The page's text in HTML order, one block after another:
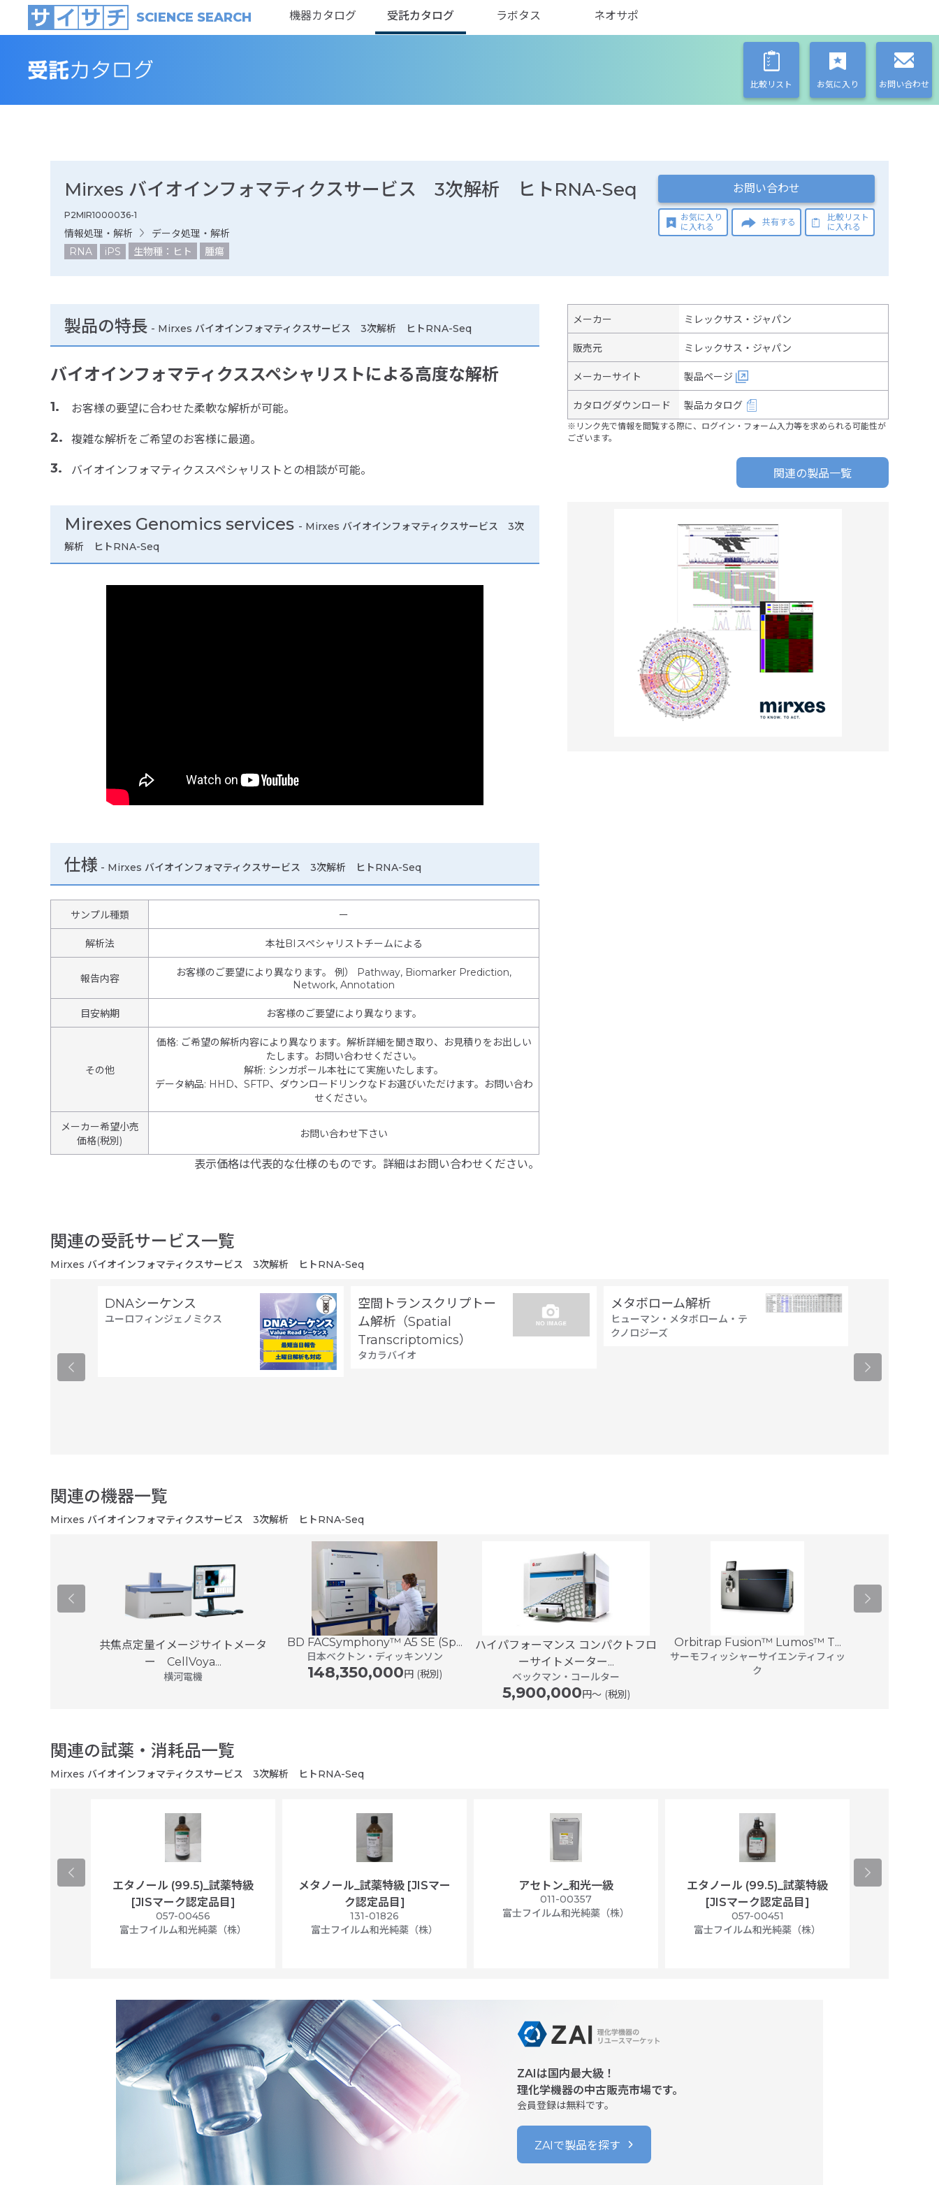
SCIENCE SEARCH 機器カタログ 受託カタログ ラボタス ネオサポ
比較リスト お気に入り お問い合わせ
Mirxes バイオインフォマティクスサービス 3次解析 ヒトRNA-Seq
P2MIR1000036-1
情報処理・解析
データ処理・解析
RNA
iPS 生物種：ヒト 腫瘍
お問い合わせ
お気に入り
に入れる
共有する
比較リスト
に入れる
製品の特長 - Mirxes バイオインフォマティクスサービス 3次解析 ヒトRNA-Seq
バイオインフォマティクススペシャリストによる高度な解析
お客様の要望に合わせた柔軟な解析が可能。
複雑な解析をご希望のお客様に最適。
バイオインフォマティクススペシャリストとの相談が可能。
Mirexes Genomics services - Mirxes バイオインフォマティクスサービス 3次
解析 ヒトRNA-Seq
仕様 - Mirxes バイオインフォマティクスサービス 3次解析 ヒトRNA-Seq
サンプル種類 ー
解析法 本社BIスペシャリストチームによる
報告内容
お客様のご要望により異なります。 例） Pathway, Biomarker Prediction,
Network, Annotation
目安納期 お客様のご要望により異なります。
その他
価格: ご希望の解析内容により異なります。解析詳細を聞き取り、お見積りをお出しい
たします。お問い合わせください。
解析: シンガポール本社にて実施いたします。
データ納品: HHD、SFTP、ダウンロードリンクなドお選びいただけます。お問い合わ
せください。
メーカー希望小売
価格(税別)
お問い合わせ下さい
表示価格は代表的な仕様のものです。詳細はお問い合わせください。
メーカー ミレックサス・ジャパン
販売元 ミレックサス・ジャパン
メーカーサイト 製品ページ
カタログダウンロード 製品カタログ
※リンク先で情報を閲覧する際に、ログイン・フォーム入力等を求められる可能性が
ございます。
関連の製品一覧
関連の受託サービス一覧
Mirxes バイオインフォマティクスサービス 3次解析 ヒトRNA-Seq
DNAシーケンス
ユーロフィンジェノミクス
空間トランスクリプトー
ム解析（Spatial
Transcriptomics）
タカラバイオ
メタボローム解析
ヒューマン・メタボローム・テ
クノロジーズ
関連の機器一覧
Mirxes バイオインフォマティクスサービス 3次解析 ヒトRNA-Seq
共焦点定量イメージサイトメータ
ー CellVoya...
横河電機
BD FACSymphony™ A5 SE (Sp...
日本ベクトン・ディッキンソン
148,350,000円 (税別)
ハイパフォーマンス コンパクトフロ
ーサイトメーター...
ベックマン・コールター
5,900,000円〜 (税別)
Orbitrap Fusion™ Lumos™ T...
サーモフィッシャーサイエンティフィッ
ク
関連の試薬・消耗品一覧
Mirxes バイオインフォマティクスサービス 3次解析 ヒトRNA-Seq
エタノール (99.5)_試薬特級
[JISマーク認定品目]
057-00456
富士フイルム和光純薬（株）
メタノール_試薬特級 [JISマー
ク認定品目]
131-01826
富士フイルム和光純薬（株）
アセトン_和光一級
011-00357
富士フイルム和光純薬（株）
エタノール (99.5)_試薬特級
[JISマーク認定品目]
057-00451
富士フイルム和光純薬（株）
アセトニト
ZAIは国内最大級！
理化学機器の中古販売市場です。
会員登録は無料です。
ZAIで製品を探す